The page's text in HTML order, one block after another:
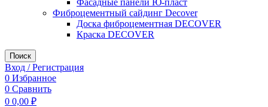
Фасадные панели Ю-пласт
Фиброцементный сайдинг Decover
Доска фиброцементная DECOVER
Краска DECOVER
Поиск
Вход / Регистрация
0 Избранное
0 Сравнить
0 0,00 ₽